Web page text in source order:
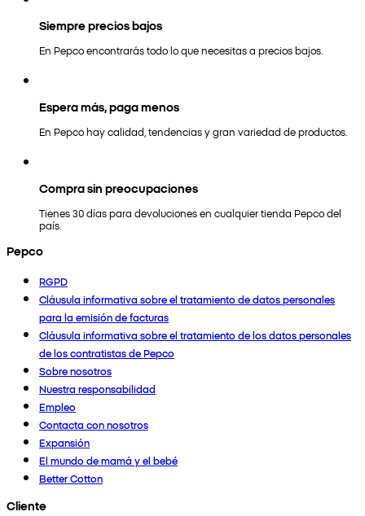
Siempre precios bajos
En Pepco encontrarás todo lo que necesitas a precios bajos.
Espera más, paga menos
En Pepco hay calidad, tendencias y gran variedad de productos.
Compra sin preocupaciones
Tienes 30 días para devoluciones en cualquier tienda Pepco del
país.
Pepco
RGPD
Cláusula informativa sobre el tratamiento de datos personales
para la emisión de facturas
Cláusula informativa sobre el tratamiento de los datos personales
de los contratistas de Pepco
Sobre nosotros
Nuestra responsabilidad
Empleo
Contacta con nosotros
Expansión
El mundo de mamá y el bebé
Better Cotton
Cliente